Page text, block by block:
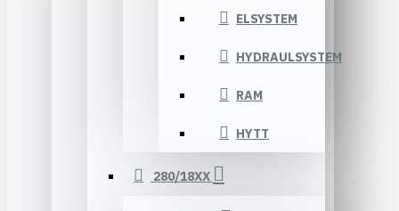
ELSYSTEM
HYDRAULSYSTEM
RAM
HYTT
280/18XX